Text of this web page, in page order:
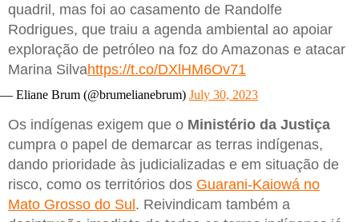
quadril, mas foi ao casamento de Randolfe
Rodrigues, que traiu a agenda ambiental ao apoiar
exploração de petróleo na foz do Amazonas e atacar
Marina Silvahttps://t.co/DXlHM6Ov71
— Eliane Brum (@brumelianebrum) July 30, 2023
Os indígenas exigem que o Ministério da Justiça
cumpra o papel de demarcar as terras indígenas,
dando prioridade às judicializadas e em situação de
risco, como os territórios dos Guarani-Kaiowá no
Mato Grosso do Sul . Reivindicam também a